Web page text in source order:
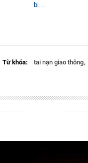
bị…
Từ khóa: tai nạn giao thông